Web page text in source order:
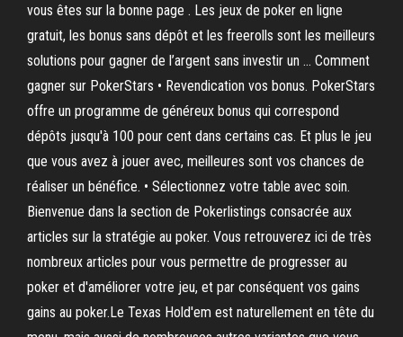
vous êtes sur la bonne page . Les jeux de poker en ligne
gratuit, les bonus sans dépôt et les freerolls sont les meilleurs
solutions pour gagner de l’argent sans investir un … Comment
gagner sur PokerStars • Revendication vos bonus. PokerStars
offre un programme de généreux bonus qui correspond
dépôts jusqu'à 100 pour cent dans certains cas. Et plus le jeu
que vous avez à jouer avec, meilleures sont vos chances de
réaliser un bénéfice. • Sélectionnez votre table avec soin.
Bienvenue dans la section de Pokerlistings consacrée aux
articles sur la stratégie au poker. Vous retrouverez ici de très
nombreux articles pour vous permettre de progresser au
poker et d'améliorer votre jeu, et par conséquent vos gains
gains au poker.Le Texas Hold'em est naturellement en tête du